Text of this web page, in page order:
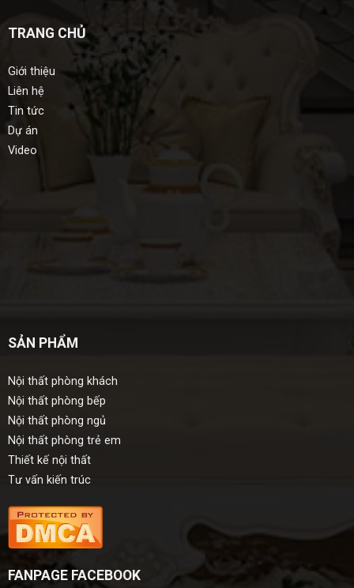
TRANG CHỦ
Giới thiệu
Liên hệ
Tin tức
Dự án
Video
SẢN PHẨM
Nội thất phòng khách
Nội thất phòng bếp
Nội thất phòng ngủ
Nội thất phòng trẻ em
Thiết kế nội thất
Tư vấn kiến trúc
FANPAGE FACEBOOK